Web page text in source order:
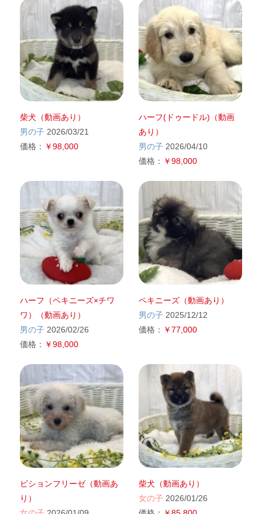
柴犬（動画あり）
男の子2026/03/21
価格： ￥98,000
ハーフ(ドゥードル)（動画
あり）
男の子2026/04/10
価格： ￥98,000
ハーフ（ペキニーズ×チワ
ワ）（動画あり）
男の子2026/02/26
価格： ￥98,000
ペキニーズ（動画あり）
男の子2025/12/12
価格： ￥77,000
ビションフリーゼ（動画あ
り）
柴犬（動画あり）
女の子 2026/01/26